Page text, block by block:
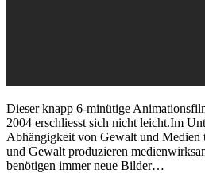
Dieser knapp 6-minütige
2004 erschliesst sich nicht leicht.Im
Abhängigkeit von Gewalt und Medien
und Gewalt produzieren
benötigen immer neue Bilder…